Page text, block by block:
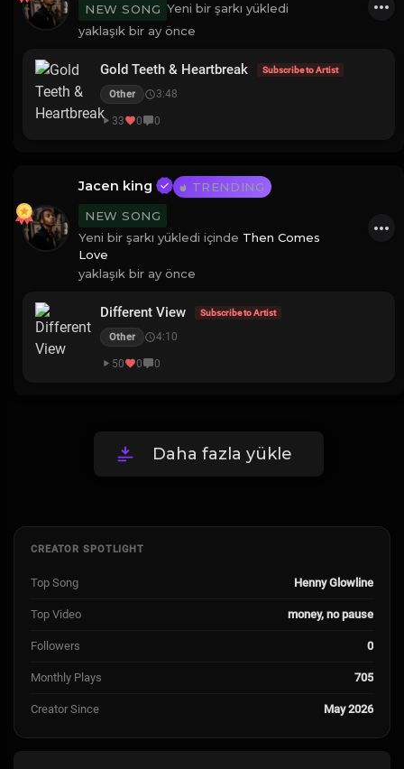
NEW SONG Yeni bir şarkı yükledi
yaklaşık bir ay önce
Gold Teeth & Heartbreak Subscribe to Artist
Other 3:48
33 0 0
Jacen king
TRENDING
NEW SONG
Yeni bir şarkı yükledi içinde Then Comes
Love
yaklaşık bir ay önce
Different View Subscribe to Artist
Other 4:10
50 0 0
Daha fazla yükle
CREATOR SPOTLIGHT
Top Song Henny Glowline
Top Video money, no pause
Followers 0
Monthly Plays 705
Creator Since May 2026